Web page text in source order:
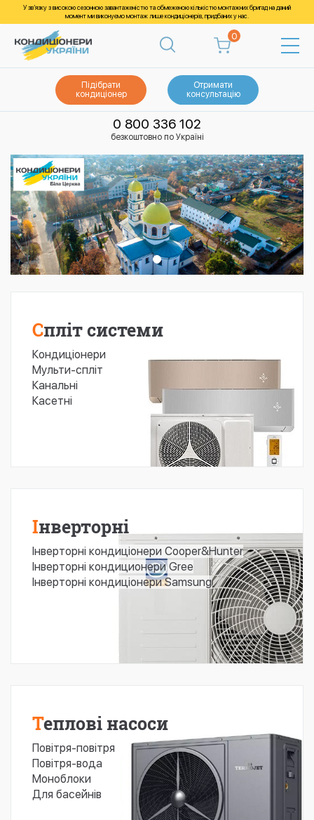
У зв’язку з високою сезонною завантаженістю та обмеженою кількістю монтажних бригад на даний
момент ми виконуємо монтаж лише кондиціонерів, придбаних у нас.
0
Підібрати
кондиціонер
Отримати
консультацію
0 800 336 102
безкоштовно по Україні
Спліт системи
Кондиціонери
Мульти-спліт
Канальні
Касетні
Інверторні
Інверторні кондиціонери Cooper&Hunter
Інверторні кондиционери Gree
Інверторні кондиціонери Samsung
Теплові насоси
Повітря-повітря
Повітря-вода
Моноблоки
Для басейнів